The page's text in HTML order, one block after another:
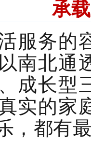
承
服务的
南北通
成长型
实的家
，都有